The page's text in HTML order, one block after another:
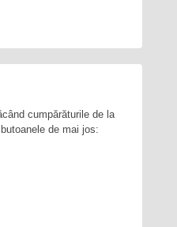
cumpărăturile de la
de mai jos: